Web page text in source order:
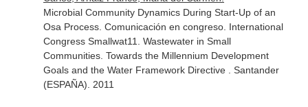
Microbial Community Dynamics During Start-Up of an
Osa Process. Comunicación en congreso. International
Congress Smallwat11. Wastewater in Small
Communities. Towards the Millennium Development
Goals and the Water Framework Directive . Santander
(ESPAÑA). 2011